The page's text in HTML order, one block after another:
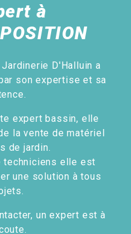
à
D'Halluin a
son expertise et sa
expert bassin, elle
la vente de matériel
de jardin.
techniciens elle est
une solution à tous
un expert est à